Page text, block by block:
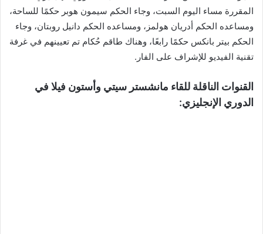
المقررة مساء اليوم السبت، وجاء الحكم سيمون هوبر حكمًا للساحة،
ومساعده الحكم أدريان هولمز، ومساعده الحكم دانيل روبتان، وجاء
الحكم بيتر بانكس حكمًا رابعًا، وهناك طاقم حُكام تم تعيينهم في غرفة
تقنية الفيديو للإشراف على الفار.
القنوات الناقلة للقاء مانشستر سيتي وأستون فيلا في
الدوري الإنجليزي: